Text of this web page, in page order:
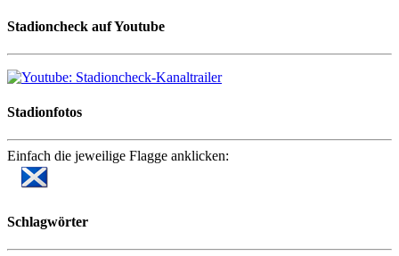
Stadioncheck auf Youtube
Stadionfotos
Einfach die jeweilige Flagge anklicken:
Schlagwörter